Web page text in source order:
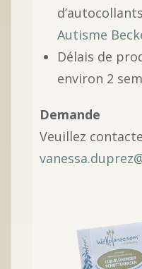
Autisme
Délais de
environ 2
Demande
Veuillez